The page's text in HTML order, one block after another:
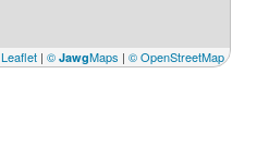
Leaflet | © JawgMaps | © OpenStreetMap